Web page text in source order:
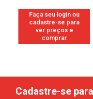
Faça seu login ou
cadastre-se para
ver preços e
comprar
Cadastre-se